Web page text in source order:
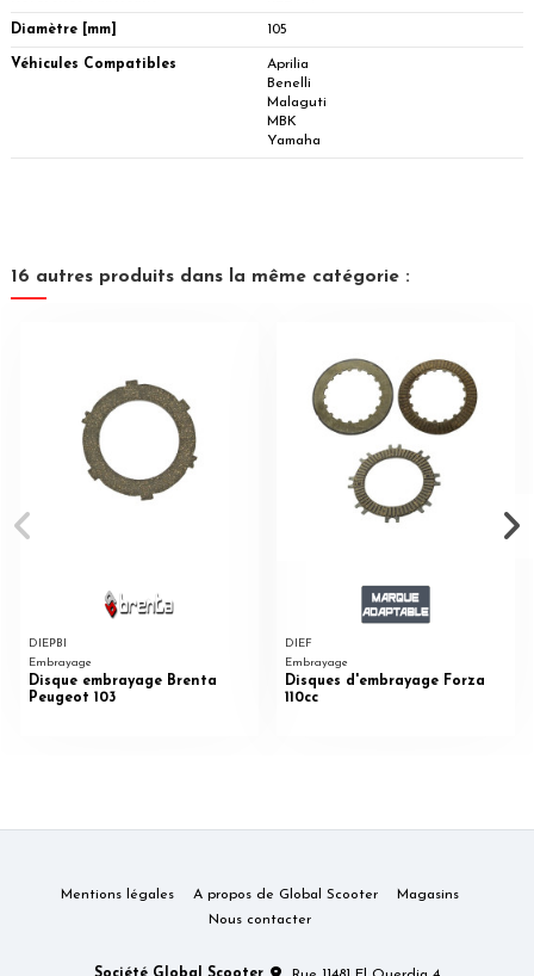
Diamètre [mm] 105
Véhicules Compatibles
Aprilia
Benelli
Malaguti
MBK
Yamaha
16 autres produits dans la même catégorie :
DIEPBI
Embrayage
Disque embrayage Brenta
Peugeot 103
DIEF
Embrayage
Disques d'embrayage Forza
110cc
Mentions légales A propos de Global Scooter
Magasins
Nous contacter